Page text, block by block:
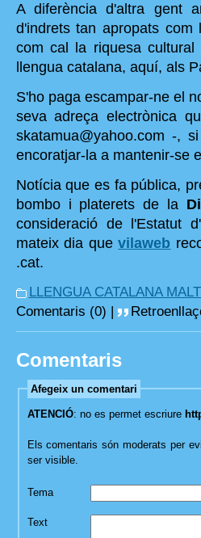
A diferència d'altra gent
d'indrets tan apropats
com cal la riquesa
llengua catalana, aquí, als
S'ho paga escampar-ne el
seva adreça electrònica
skatamua@yahoo.com -,
encoratjar-la a mantenir-se
Notícia que es fa pública,
bombo i platerets de la
consideració de l'Estatut
mateix dia quevilaweb
.cat.
LLENGUA CATALANA
Comentaris (0) |
Comentaris
Afegeix un comentari
ATENCIÓ: no es permet escriure
Els comentaris són moderats per
ser visible.
Tema
Text